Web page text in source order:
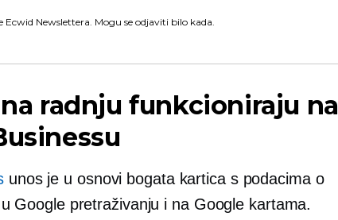
Newslettera. Mogu se odjaviti bilo kada.
radnju funkcioniraju na
unos je u osnovi bogata kartica s podacima o
Google pretraživanju i na Google kartama.